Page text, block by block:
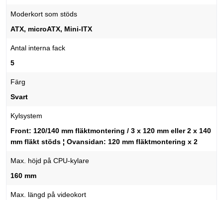
Moderkort som stöds
ATX, microATX, Mini-ITX
Antal interna fack
5
Färg
Svart
Kylsystem
Front: 120/140 mm fläktmontering / 3 x 120 mm eller 2 x 140
mm fläkt stöds ¦ Ovansidan: 120 mm fläktmontering x 2
Max. höjd på CPU-kylare
160 mm
Max. längd på videokort